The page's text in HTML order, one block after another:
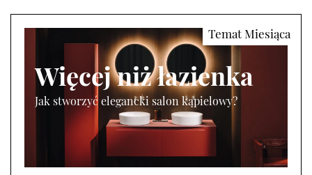
Więcej niż łazienka
Jak stworzyć elegancki salon kąpielowy?